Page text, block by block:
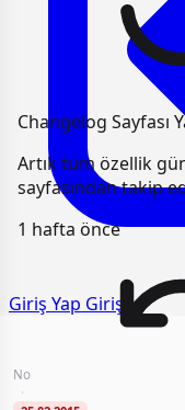
Changelog Sayfası
Artık tüm özellik
sayfasından takip
1 hafta önce
Giriş Yap Giriş
Petrol Yayılmalarına
No
·